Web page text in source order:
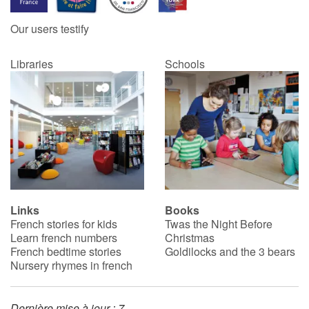
Catalogue anglais
Contraste +
Help
Home
Family
Schools
Libraries
Our users testify
Libraries Schools
Links
French stories for kids
Learn french numbers
French bedtime stories
Nursery rhymes in french
Books
Twas the Night Before
Christmas
Goldilocks and the 3 bears